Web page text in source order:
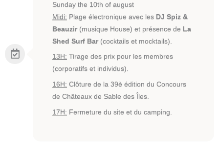
Sunday the 10th of august
Midi: Plage électronique avec les DJ Spiz &
Beauzir(musique House) et présence de La
Shed Surf Bar(cocktails et mocktails).
13H: Tirage des prix pour les membres
(corporatifs et individus).
16H: Clôture de la 39è édition du Concours
de Châteaux de Sable des Îles.
17H: Fermeture du site et du camping.